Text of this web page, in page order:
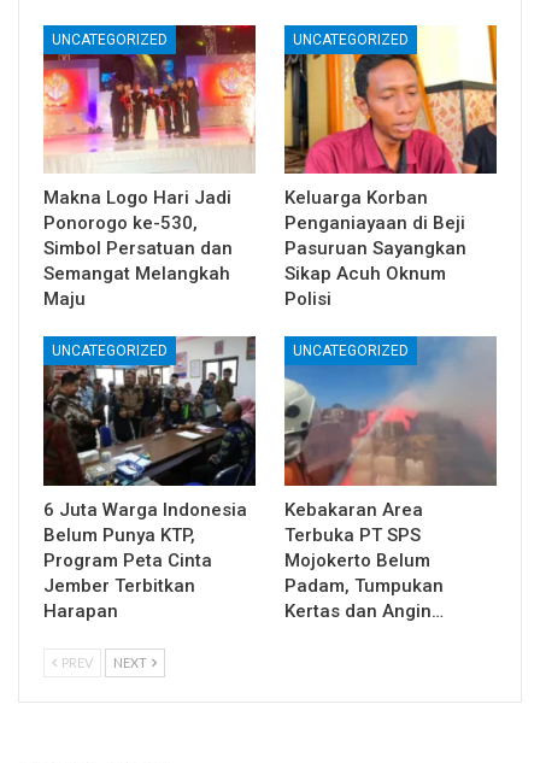
UNCATEGORIZED
Makna Logo Hari Jadi
Ponorogo ke-530,
Simbol Persatuan dan
Semangat Melangkah
Maju
UNCATEGORIZED
Keluarga Korban
Penganiayaan di Beji
Pasuruan Sayangkan
Sikap Acuh Oknum
Polisi
UNCATEGORIZED
6 Juta Warga Indonesia
Belum Punya KTP,
Program Peta Cinta
Jember Terbitkan
Harapan
UNCATEGORIZED
Kebakaran Area
Terbuka PT SPS
Mojokerto Belum
Padam, Tumpukan
Kertas dan Angin…
PREV NEXT